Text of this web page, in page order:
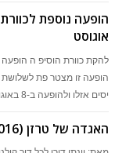
אוגוסט
הופעה זו מצטר פת לשלושת
יסים אזלו ולהופעה ב-8 באוגוסט בפארק ...
האגדה של טרזן (2016) - ביקורת סרט